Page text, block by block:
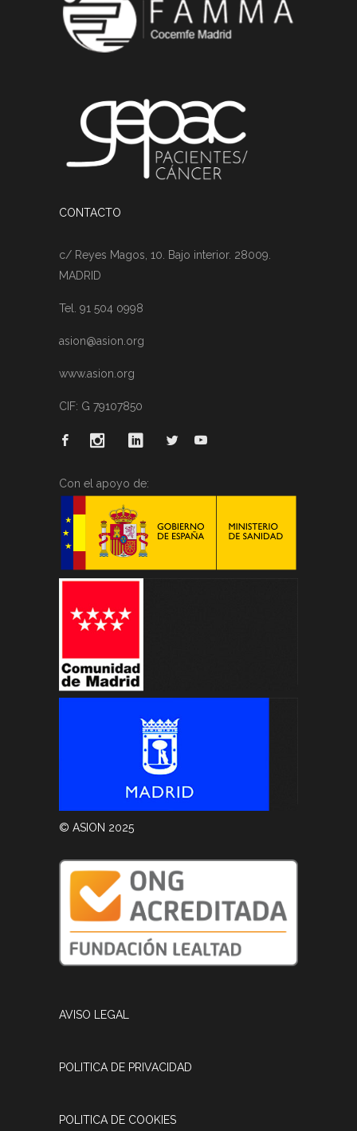
CONTACTO
c/ Reyes Magos, 10. Bajo interior. 28009.
MADRID
Tel. 91 504 0998
asion@asion.org
www.asion.org
CIF: G 79107850
Con el apoyo de:
© ASION 2025
AVISO LEGAL
POLITICA DE PRIVACIDAD
POLITICA DE COOKIES